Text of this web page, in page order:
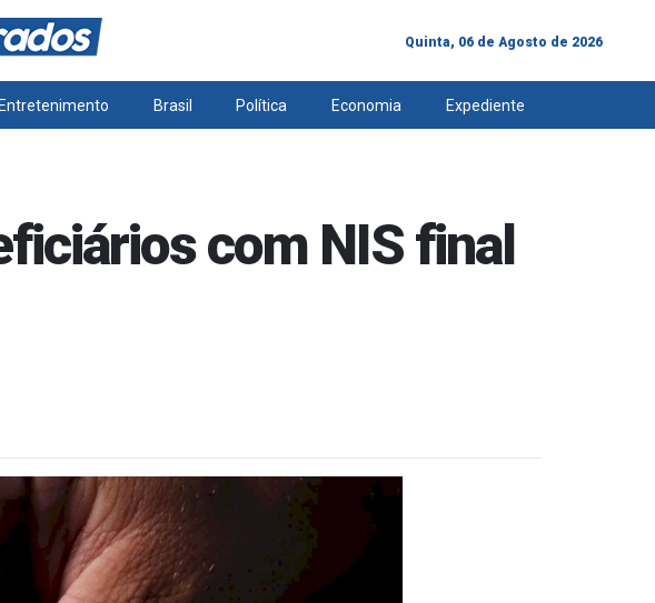
Quinta, 06 de Agosto de 2026
Entretenimento Brasil Política Economia Expediente
com NIS final